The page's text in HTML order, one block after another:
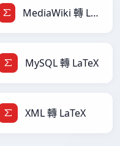
MediaWiki 轉 LaTeX
MySQL 轉 LaTeX
XML 轉 LaTeX